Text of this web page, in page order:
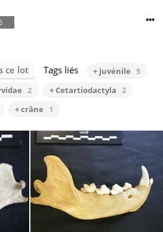
ce lot Tags liés + juvénile 5
2 + Cetartiodactyla 2
+ crâne 1